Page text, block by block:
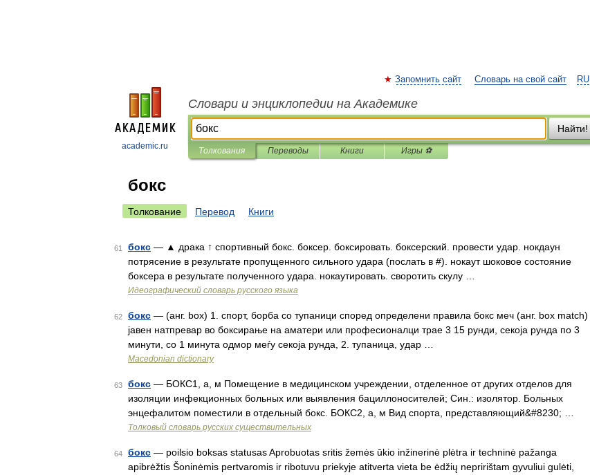
academic.ru
RU
Запомнить сайт Словарь на свой сайт
Словари и энциклопедии на Академике
Найти!
Толкования Переводы Книги Игры ⚽
бокс
Толкование Перевод Книги
61 бокс — ▲ драка ↑ спортивный бокс. боксер. боксировать. боксерский. провести удар. нокдаун
потрясение в результате пропущенного сильного удара (послать в #). нокаут шоковое состояние
боксера в результате полученного удара. нокаутировать. своротить скулу …
Идеографический словарь русского языка
62 бокс — (анг. box) 1. спорт, борба со тупаници според определени правила бокс меч (анг. box match)
јавен натпревар во боксирање на аматери или професионалци трае 3 15 рунди, секоја рунда по 3
минути, со 1 минута одмор меѓу секоја рунда, 2. тупаница, удар …
Macedonian dictionary
63 бокс — БОКС1, а, м Помещение в медицинском учреждении, отделенное от других отделов для
изоляции инфекционных больных или выявления бациллоносителей; Син.: изолятор. Больных
энцефалитом поместили в отдельный бокс. БОКС2, а, м Вид спорта, представляющий&#8230; …
Толковый словарь русских существительных
64 бокс — poilsio boksas statusas Aprobuotas sritis žemės ūkio inžinerinė plėtra ir techninė pažanga
apibrėžtis Šoninėmis pertvaromis ir ribotuvu priekyje atitverta vieta be ėdžių nepririštam gyvuliui gulėti,